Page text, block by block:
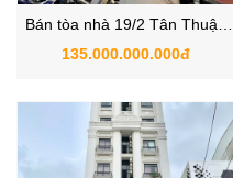
Bán tòa nhà 19/2 Tân Thuận
Tây , Phường Bình Thuận ,
135.000.000.000đ